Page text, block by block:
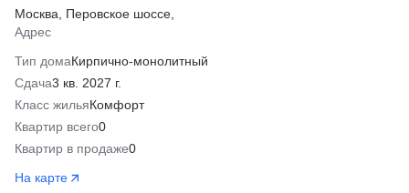
Москва, Перовское шоссе,
Адрес
Тип домаКирпично-монолитный
Сдача3 кв. 2027 г.
Класс жильяКомфорт
Квартир всего0
Квартир в продаже0
На карте